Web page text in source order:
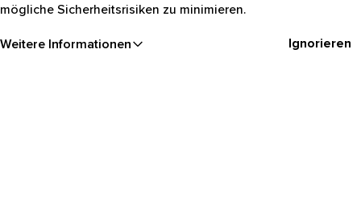
mögliche Sicherheitsrisiken zu minimieren.
Weitere Informationen Ignorieren